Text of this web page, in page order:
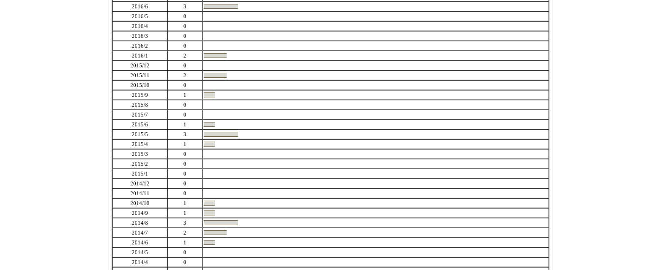
2016/6
3
2016/5
0
2016/4
0
2016/3
0
2016/2
0
2016/1
2
2015/12
0
2015/11
2
2015/10
0
2015/9
1
2015/8
0
2015/7
0
2015/6
1
2015/5
3
2015/4
1
2015/3
0
2015/2
0
2015/1
0
2014/12
0
2014/11
0
2014/10
1
2014/9
1
2014/8
3
2014/7
2
2014/6
1
2014/5
0
2014/4
0